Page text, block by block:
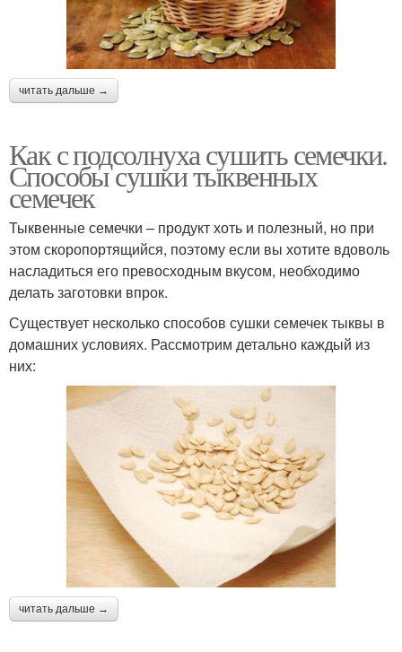
читать дальше →
Как с подсолнуха сушить семечки.
Способы сушки тыквенных
семечек
Тыквенные семечки – продукт хоть и полезный, но при
этом скоропортящийся, поэтому если вы хотите вдоволь
насладиться его превосходным вкусом, необходимо
делать заготовки впрок.
Существует несколько способов сушки семечек тыквы в
домашних условиях. Рассмотрим детально каждый из
них:
читать дальше →